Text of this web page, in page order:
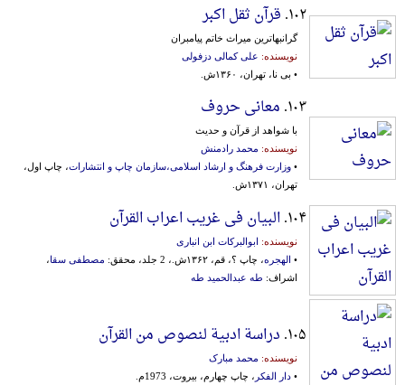
۱۰۲. قرآن ثقل اکبر
گرانبهاترین میراث خاتم پیامبران
نویسنده: علی کمالی دزفولی
• بی نا، تهران، ۱۳۶۰ش.
۱۰۳. معانی حروف
با شواهد از قرآن و حدیث
نویسنده: محمد رادمنش
• وزارت فرهنگ و ارشاد اسلامی،سازمان چاپ و انتشارات، چاپ اول،
تهران، ۱۳۷۱ش.
۱۰۴. البیان فی غریب اعراب القرآن
نویسنده: ابوالبرکات ابن انباری
• الهجره، چاپ ؟، قم، ۱۳۶۲ش.، 2 جلد، محقق: مصطفی سقا،
اشراف: طه عبدالحمید طه
۱۰۵. دراسة ادبیة لنصوص من القرآن
نویسنده: محمد مبارک
• دار الفکر ، چاپ چهارم، بیروت، 1973م.